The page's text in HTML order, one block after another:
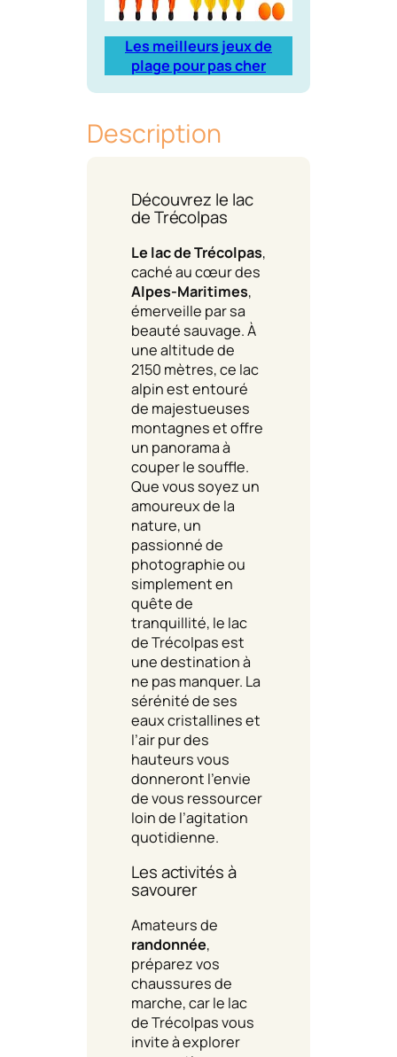
Les meilleurs jeux de
plage pour pas cher
Description
Découvrez le lac
de Trécolpas
Le lac de Trécolpas,
caché au cœur des
Alpes-Maritimes,
émerveille par sa
beauté sauvage. À
une altitude de
2150 mètres, ce lac
alpin est entouré
de majestueuses
montagnes et offre
un panorama à
couper le souffle.
Que vous soyez un
amoureux de la
nature, un
passionné de
photographie ou
simplement en
quête de
tranquillité, le lac
de Trécolpas est
une destination à
ne pas manquer. La
sérénité de ses
eaux cristallines et
l’air pur des
hauteurs vous
donneront l’envie
de vous ressourcer
loin de l’agitation
quotidienne.
Les activités à
savourer
Amateurs de
randonnée,
préparez vos
chaussures de
marche, car le lac
de Trécolpas vous
invite à explorer